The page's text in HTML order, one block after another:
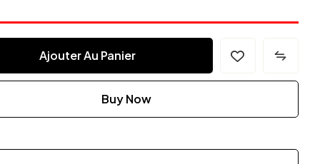
Ajouter Au Panier
Buy Now